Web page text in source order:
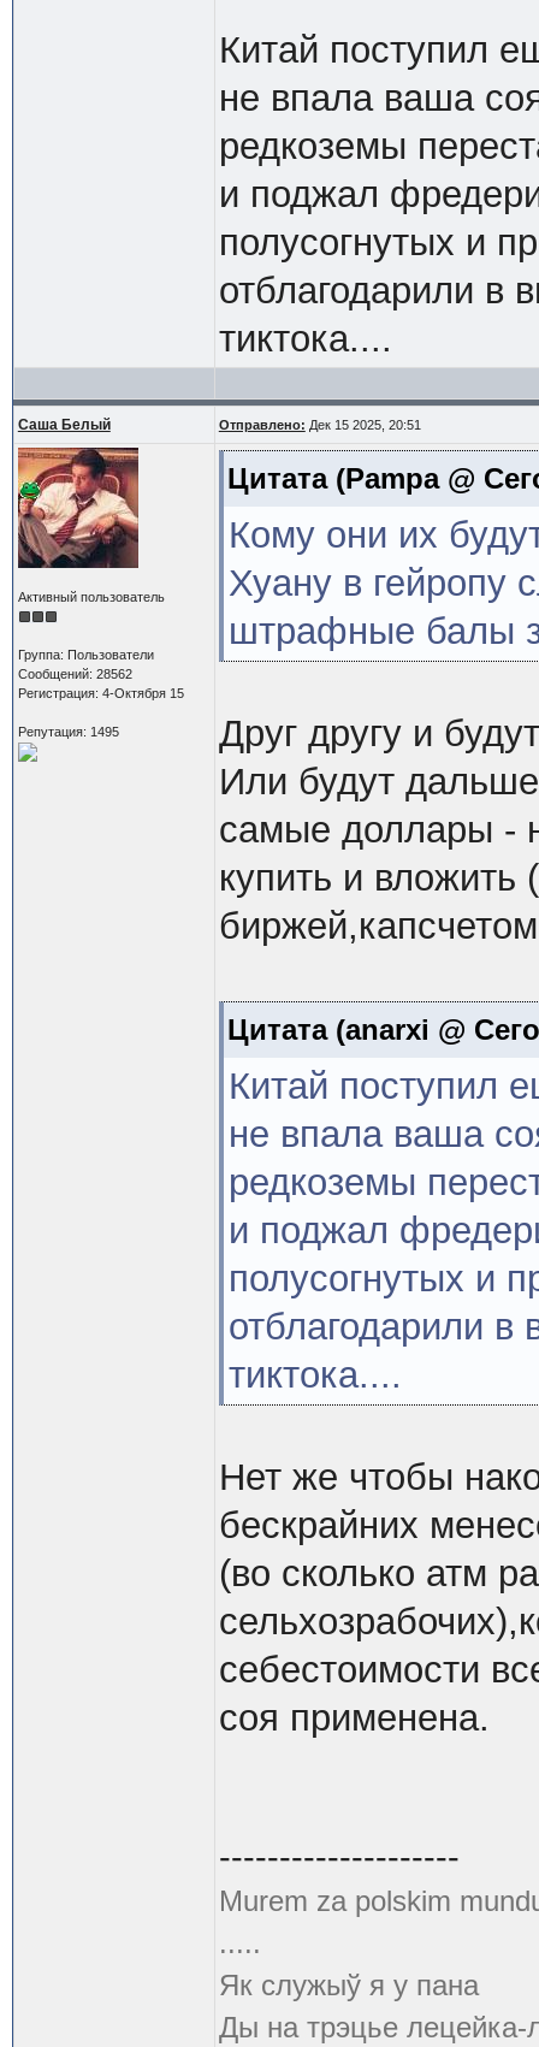
Китай поступил
не впала ваша
редкоземы
и поджал
полусогнутых и
отблагодарили в
тиктока....
Саша Белый Отправлено: Дек 15 2025, 20:51
Активный пользователь
Группа: Пользователи
Сообщений: 28562
Регистрация: 4-Октября 15
Репутация: 1495
Цитата(Pampa @
Кому они их
Хуану в гейропу
штрафные балы
Друг другу и
Или будут
самые доллары -
купить и
Цитата(anarxi @
Китай поступил
не впала ваша
редкоземы
и поджал
полусогнутых и
отблагодарили в
тиктока....
Нет же чтобы
бескрайних
(во сколько атм
себестоимости
соя применена.
--------------------
Murem za polskim
.....
Як служыў я у пана
Ды на трэцье лецейка-